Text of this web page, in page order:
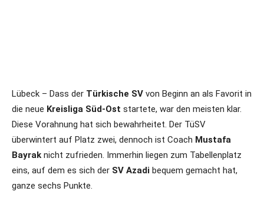
Lübeck – Dass der Türkische SV von Beginn an als Favorit in
die neue Kreisliga Süd-Ost startete, war den meisten klar.
Diese Vorahnung hat sich bewahrheitet. Der TüSV
überwintert auf Platz zwei, dennoch ist Coach Mustafa
Bayrak nicht zufrieden. Immerhin liegen zum Tabellenplatz
eins, auf dem es sich der SV Azadi bequem gemacht hat,
ganze sechs Punkte.